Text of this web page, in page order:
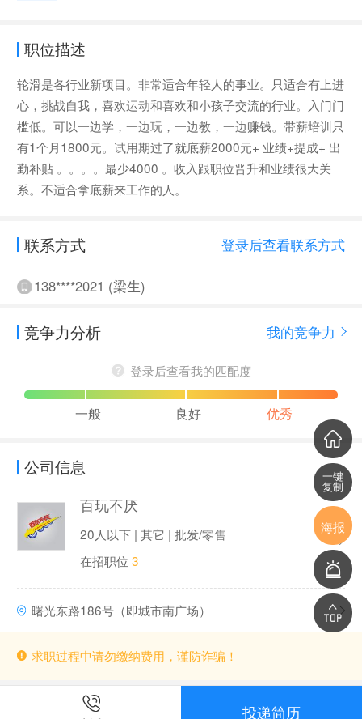
职位描述
轮滑是各行业新项目。非常适合年轻人的事业。只适合有上进
心，挑战自我，喜欢运动和喜欢和小孩子交流的行业。入门门
槛低。可以一边学，一边玩，一边教，一边赚钱。带薪培训只
有1个月1800元。试用期过了就底薪2000元+ 业绩+提成+ 出
勤补贴 。。。。最少4000 。收入跟职位晋升和业绩很大关
系。不适合拿底薪来工作的人。
联系方式 登录后查看联系方式
138****2021 (梁生)
竞争力分析 我的竞争力
登录后查看我的匹配度
一般 良好 优秀
公司信息
百玩不厌
20人以下 | 其它 | 批发/零售
在招职位 3
曙光东路186号（即城市南广场）
求职过程中请勿缴纳费用，谨防诈骗！
投递简历
一键
复制
海报